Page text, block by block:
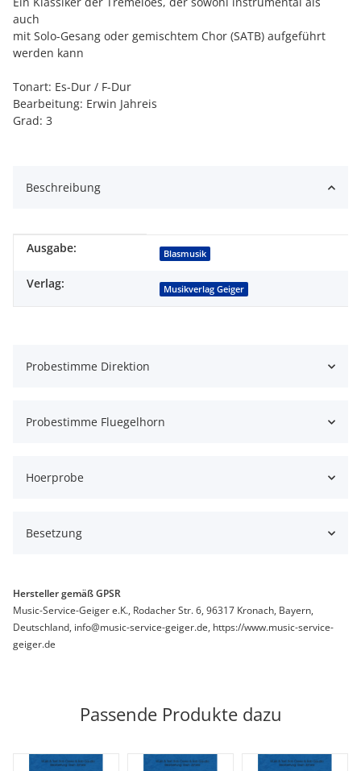
auch
mit Solo-Gesang oder gemischtem Chor (SATB) aufgeführt
werden kann
Tonart: Es-Dur / F-Dur
Bearbeitung: Erwin Jahreis
Grad: 3
Beschreibung
Produkteigenschaft
Wert
Ausgabe: Blasmusik
Verlag: Musikverlag Geiger
Probestimme Direktion
Probestimme Fluegelhorn
Hoerprobe
Besetzung
Hersteller gemäß GPSR
Music-Service-Geiger e.K., Rodacher Str. 6, 96317 Kronach, Bayern,
Deutschland, info@music-service-geiger.de, https://www.music-service-
geiger.de
Passende Produkte dazu